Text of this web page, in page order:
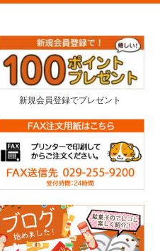
新規会員登録でプレゼント